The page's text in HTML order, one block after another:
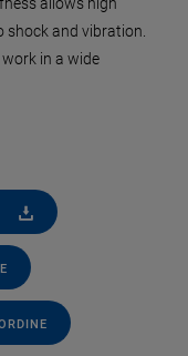
shock and vibration.
in a wide